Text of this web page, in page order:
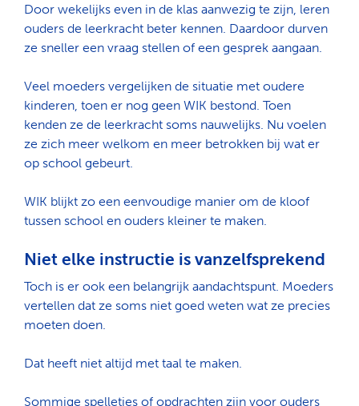
Door wekelijks even in de klas aanwezig te zijn, leren
ouders de leerkracht beter kennen. Daardoor durven
ze sneller een vraag stellen of een gesprek aangaan.
Veel moeders vergelijken de situatie met oudere
kinderen, toen er nog geen WIK bestond. Toen
kenden ze de leerkracht soms nauwelijks. Nu voelen
ze zich meer welkom en meer betrokken bij wat er
op school gebeurt.
WIK blijkt zo een eenvoudige manier om de kloof
tussen school en ouders kleiner te maken.
Niet elke instructie is vanzelfsprekend
Toch is er ook een belangrijk aandachtspunt. Moeders
vertellen dat ze soms niet goed weten wat ze precies
moeten doen.
Dat heeft niet altijd met taal te maken.
Sommige spelletjes of opdrachten zijn voor ouders